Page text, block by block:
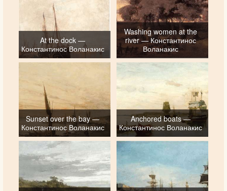
At the dock —
Константинос Воланакис
Washing women at the
river — Константинос
Воланакис
Sunset over the bay —
Константинос Воланакис
Anchored boats —
Константинос Воланакис